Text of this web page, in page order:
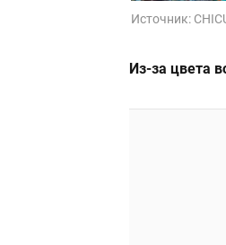
Источник:
Из-за цвета